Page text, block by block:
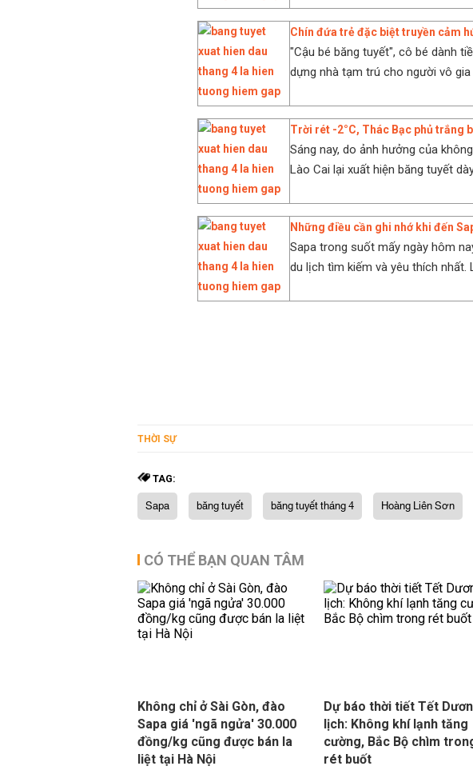
Chín đứa trẻ đặc biệt truyền cảm
"Cậu bé băng tuyết", cô bé dành
dựng nhà tạm trú cho người vô gia
Trời rét -2°C, Thác Bạc phủ trắng
Sáng nay, do ảnh hưởng của
Lào Cai lại xuất hiện băng tuyết
Những điều cần ghi nhớ khi đến
Sapa trong suốt mấy ngày hôm
du lịch tìm kiếm và yêu thích nhất.
THỜI SỰ
TAG:
Sapa băng tuyết băng tuyết tháng 4 Hoàng Liên Sơn
CÓ THỂ BẠN QUAN TÂM
Không chỉ ở Sài Gòn, đào
Sapa giá 'ngã ngửa' 30.000
đồng/kg cũng được bán la
liệt tại Hà Nội
Dự báo thời tiết Tết
lịch: Không khí lạnh tăng
cường, Bắc Bộ chìm
rét buốt